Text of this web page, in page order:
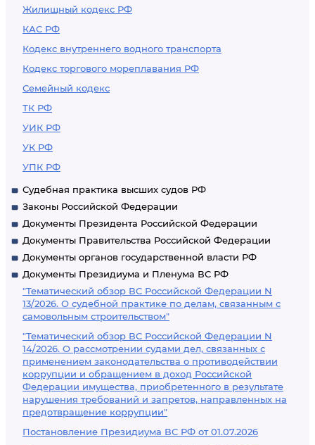
Жилищный кодекс РФ
КАС РФ
Кодекс внутреннего водного транспорта
Кодекс торгового мореплавания РФ
Семейный кодекс
ТК РФ
УИК РФ
УК РФ
УПК РФ
Судебная практика высших судов РФ
Законы Российской Федерации
Документы Президента Российской Федерации
Документы Правительства Российской Федерации
Документы органов государственной власти РФ
Документы Президиума и Пленума ВС РФ
"Тематический обзор ВС Российской Федерации N
13/2026. О судебной практике по делам, связанным с
самовольным строительством"
"Тематический обзор ВС Российской Федерации N
14/2026. О рассмотрении судами дел, связанных с
применением законодательства о противодействии
коррупции и обращением в доход Российской
Федерации имущества, приобретенного в результате
нарушения требований и запретов, направленных на
предотвращение коррупции"
Постановление Президиума ВС РФ от 01.07.2026